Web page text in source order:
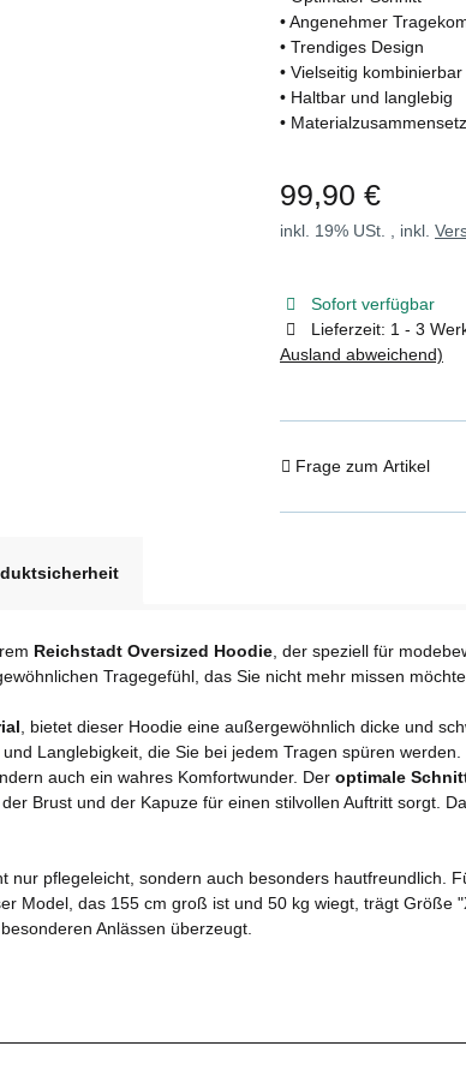
• Angenehmer
• Trendiges Design
• Vielseitig kombinierbar
• Haltbar und langlebig
•
99,90 €
inkl. 19% USt. , inkl.
Sofort verfügbar
Lieferzeit: 1 - 3
Ausland abweichend)
Frage zum Artikel
Reichstadt Oversized Hoodie , der speziell für
Tragegefühl, das Sie nicht mehr missen
, bietet dieser Hoodie eine außergewöhnlich dicke und
Langlebigkeit, die Sie bei jedem Tragen spüren werden.
auch ein wahres Komfortwunder. Der optimale
Brust und der Kapuze für einen stilvollen Auftritt sorgt.
nur pflegeleicht, sondern auch besonders hautfreundlich.
Model, das 155 cm groß ist und 50 kg wiegt, trägt Größe
Anlässen überzeugt.